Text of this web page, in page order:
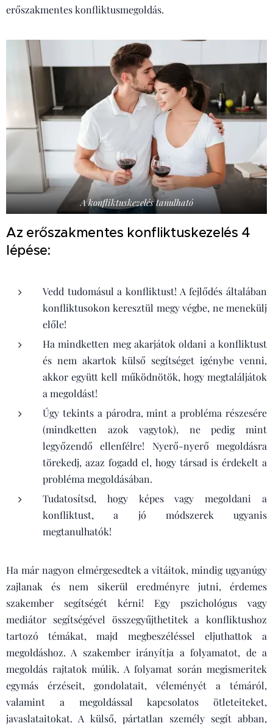
erőszakmentes konfliktusmegoldás.
A konfliktuskezelés tanulható
Az erőszakmentes konfliktuskezelés 4
lépése:
Vedd tudomásul a konfliktust! A fejlődés általában
konfliktusokon keresztül megy végbe, ne menekülj
előle!
Ha mindketten meg akarjátok oldani a konfliktust
és nem akartok külső segítséget igénybe venni,
akkor együtt kell működnötök, hogy megtaláljátok
a megoldást!
Úgy tekints a párodra, mint a probléma részesére
(mindketten azok vagytok), ne pedig mint
legyőzendő ellenfélre! Nyerő-nyerő megoldásra
törekedj, azaz fogadd el, hogy társad is érdekelt a
probléma megoldásában.
Tudatosítsd, hogy képes vagy megoldani a
konfliktust, a jó módszerek ugyanis
megtanulhatók!
Ha már nagyon elmérgesedtek a vitáitok, mindig ugyanúgy
zajlanak és nem sikerül eredményre jutni, érdemes
szakember segítségét kérni! Egy pszichológus vagy
mediátor segítségével összegyűjthetitek a konfliktushoz
tartozó témákat, majd megbeszéléssel eljuthattok a
megoldáshoz. A szakember irányítja a folyamatot, de a
megoldás rajtatok múlik. A folyamat során megismeritek
egymás érzéseit, gondolatait, véleményét a témáról,
valamint a megoldással kapcsolatos ötleteiteket,
javaslataitokat. A külső, pártatlan személy segít abban,